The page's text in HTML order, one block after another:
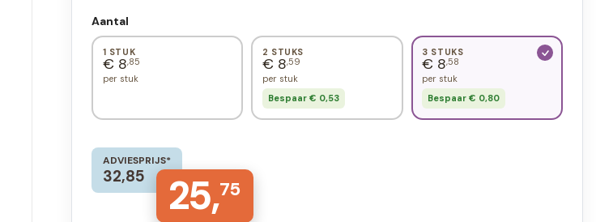
Aantal
1 STUK
€ 8,85
per stuk
2 STUKS
€ 8,59
per stuk
Bespaar € 0,53
3 STUKS
€ 8,58
per stuk
Bespaar € 0,80
ADVIESPRIJS*
32,85 25,75